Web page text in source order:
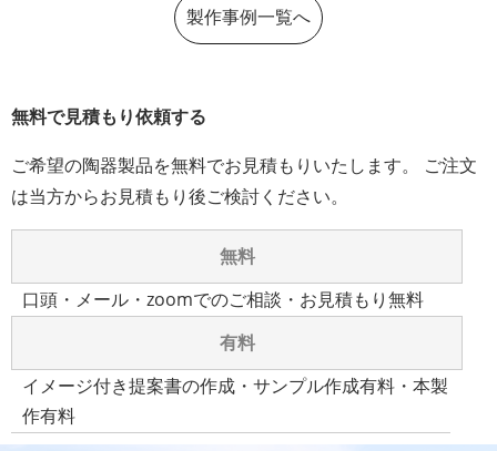
製作事例一覧へ
無料で見積もり依頼する
ご希望の陶器製品を無料でお見積もりいたします。 ご注文
は当方からお見積もり後ご検討ください。
無料
口頭・メール・zoomでのご相談・お見積もり無料
有料
イメージ付き提案書の作成・サンプル作成有料・本製
作有料